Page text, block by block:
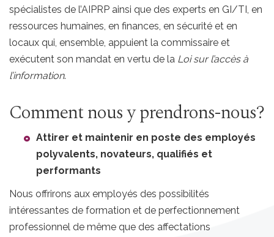
spécialistes de l’AIPRP ainsi que des experts en GI/TI, en
ressources humaines, en finances, en sécurité et en
locaux qui, ensemble, appuient la commissaire et
exécutent son mandat en vertu de la Loi sur l’accès à
l’information.
Comment nous y prendrons-nous?
Attirer et maintenir en poste des employés
polyvalents, novateurs, qualifiés et
performants
Nous offrirons aux employés des possibilités
intéressantes de formation et de perfectionnement
professionnel de même que des affectations